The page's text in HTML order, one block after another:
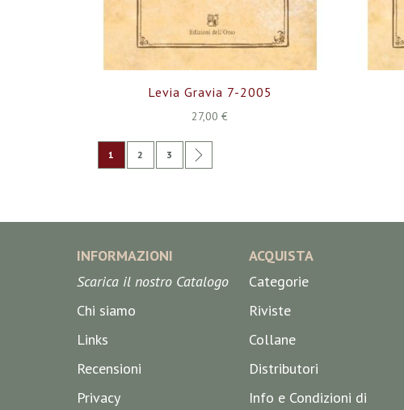
Levia Gravia 7-2005
27,00 €
Pagina
Attualmente stai leggendo la pagina
1 Pagina
2 Pagina
3
INFORMAZIONI
Scarica il nostro Catalogo
Chi siamo
Links
Recensioni
Privacy
ACQUISTA
Categorie
Riviste
Collane
Distributori
Info e Condizioni di